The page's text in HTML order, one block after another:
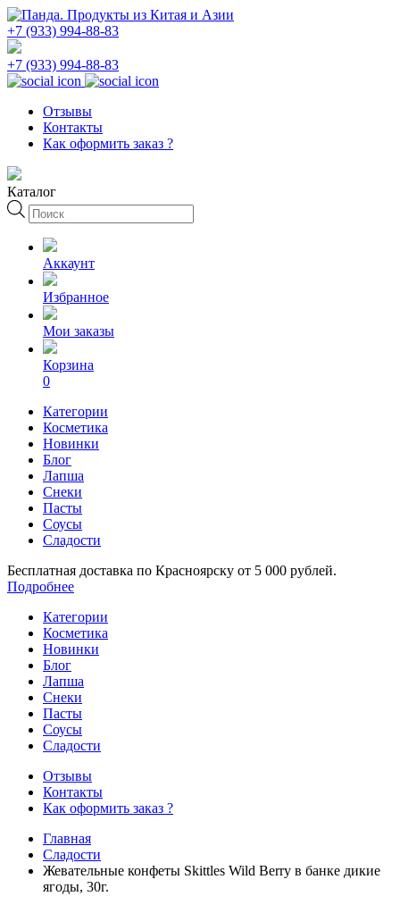
+7 (933) 994-88-83
+7 (933) 994-88-83
Отзывы
Контакты
Как оформить заказ ?
Каталог
Поиск
товаров
Аккаунт
Избранное
Мои заказы
Корзина
0
Категории
Косметика
Новинки
Блог
Лапша
Снеки
Пасты
Соусы
Сладости
Бесплатная доставка по Красноярску от 5 000 рублей.
Подробнее
Категории
Косметика
Новинки
Блог
Лапша
Снеки
Пасты
Соусы
Сладости
Отзывы
Контакты
Как оформить заказ ?
Главная
Сладости
Жевательные конфеты Skittles Wild Berry в банке дикие
ягоды, 30г.